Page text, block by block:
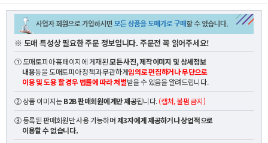
※ 도매 특성상 필요한 주문 정보입니다. 주문전 꼭 읽어주세요!
① 도매토피아 홈페이지에 게재된모든 사진, 제작이미지 및 상세정보
내용등을 도매토피아 정책과 무관하게임의로 편집하거나 무단으로
이용 및 도용 할 경우 법률에 따라 처벌받을 수 있음을 알려드립니다.
② 상품 이미지는B2B 판매회원에게만 제공됩니다.(캡쳐, 불펌 금지)
③ 등록된 판매회원만 사용 가능하며제3자에게 제공하거나 상업적으로
이용할 수 없습니다.